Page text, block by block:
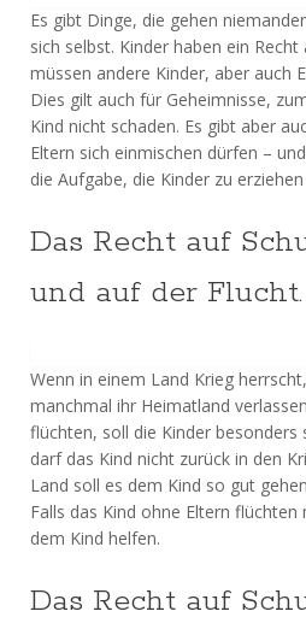
Es gibt Dinge, die gehen
sich selbst. Kinder haben ein
müssen andere Kinder, aber auch
Dies gilt auch für Geheimnisse,
Kind nicht schaden. Es gibt aber
Eltern sich einmischen dürfen –
die Aufgabe, die Kinder zu
Das Recht auf
und auf der Flucht.
Wenn in einem Land Krieg
manchmal ihr Heimatland
flüchten, soll die Kinder
darf das Kind nicht zurück in den
Land soll es dem Kind so gut
Falls das Kind ohne Eltern
dem Kind helfen.
Das Recht auf